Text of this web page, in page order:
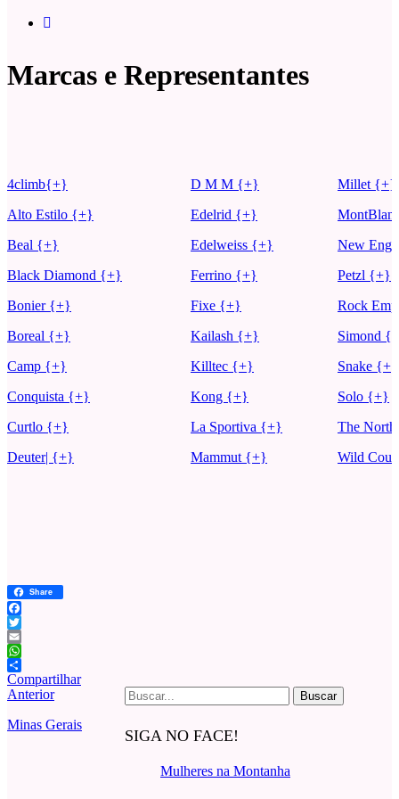
Marcas e Representantes
4climb{+}
Alto Estilo {+}
Beal {+}
Black Diamond {+}
Bonier {+}
Boreal {+}
Camp {+}
Conquista {+}
Curtlo {+}
Deuter| {+}
D M M {+}
Edelrid {+}
Edelweiss {+}
Ferrino {+}
Fixe {+}
Kailash {+}
Killtec {+}
Kong {+}
La Sportiva {+}
Mammut {+}
Millet {+}
New
Petzl {+}
Rock
Simond
Snake {+}
Solo {+}
The
Wild
Share
Facebook
Twitter
Email
WhatsApp
Compartilhar
Buscar
por:
SIGA NO FACE!
Mulheres na Montanha
Anterior
Minas Gerais